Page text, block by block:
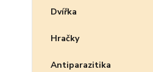
Dvířka
Hračky
Antiparazitika